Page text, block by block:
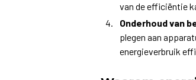
van de efficiëntie
Onderhoud van
plegen aan
energieverbruik